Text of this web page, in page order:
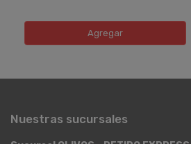
Agregar
Nuestras sucursales